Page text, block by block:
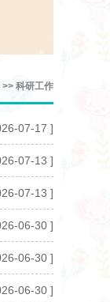
科研工作
07-17 ]
07-13 ]
07-13 ]
06-30 ]
06-30 ]
06-30 ]